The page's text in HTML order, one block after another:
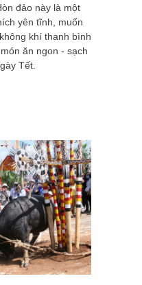
đảo này là một
yên tĩnh, muốn
khí thanh bình
ăn ngon - sạch
Tết.